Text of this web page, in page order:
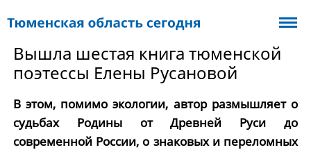
Вышла шестая книга тюменской
поэтессы Елены Русановой
В этом, помимо экологии, автор размышляет о
судьбах Родины от Древней Руси до
современной России, о знаковых и переломных